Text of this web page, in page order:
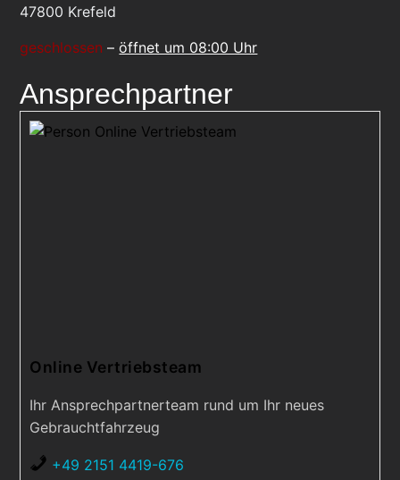
47800 Krefeld
geschlossen –öffnet um 08:00 Uhr
Ansprechpartner
Online Vertriebsteam
Ihr Ansprechpartnerteam rund um Ihr neues
Gebrauchtfahrzeug
+49 2151 4419-676